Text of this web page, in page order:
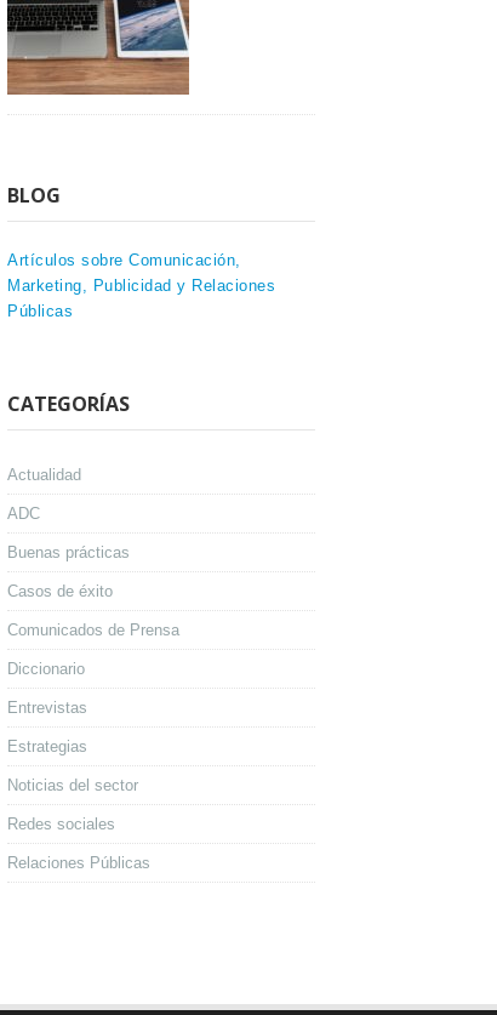
BLOG
Artículos sobre Comunicación,
Marketing, Publicidad y Relaciones
Públicas
CATEGORÍAS
Actualidad
ADC
Buenas prácticas
Casos de éxito
Comunicados de Prensa
Diccionario
Entrevistas
Estrategias
Noticias del sector
Redes sociales
Relaciones Públicas